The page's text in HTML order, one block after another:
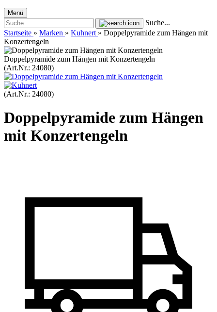
Menü
Suche...
Startseite » Marken » Kuhnert » Doppelpyramide zum Hängen mit
Konzertengeln
Doppelpyramide zum Hängen mit Konzertengeln
(Art.Nr.: 24080)
(Art.Nr.: 24080)
Doppelpyramide zum Hängen
mit Konzertengeln